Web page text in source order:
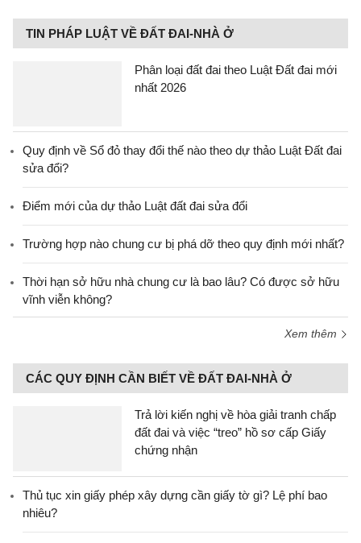
TIN PHÁP LUẬT VỀ ĐẤT ĐAI-NHÀ Ở
Phân loại đất đai theo Luật Đất đai mới
nhất 2026
Quy định về Sổ đỏ thay đổi thế nào theo dự thảo Luật Đất đai
sửa đổi?
Điểm mới của dự thảo Luật đất đai sửa đổi
Trường hợp nào chung cư bị phá dỡ theo quy định mới nhất?
Thời hạn sở hữu nhà chung cư là bao lâu? Có được sở hữu
vĩnh viễn không?
Xem thêm
CÁC QUY ĐỊNH CẦN BIẾT VỀ ĐẤT ĐAI-NHÀ Ở
Trả lời kiến nghị về hòa giải tranh chấp
đất đai và việc “treo” hồ sơ cấp Giấy
chứng nhận
Thủ tục xin giấy phép xây dựng cần giấy tờ gì? Lệ phí bao
nhiêu?